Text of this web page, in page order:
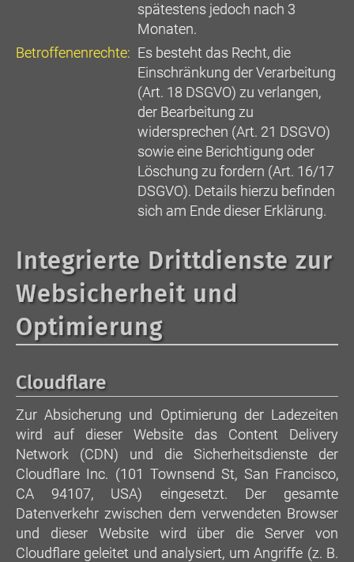
spätestens jedoch nach 3
Monaten.
Betroffenenrechte: Es besteht das Recht, die
Einschränkung der Verarbeitung
(Art. 18 DSGVO) zu verlangen,
der Bearbeitung zu
widersprechen (Art. 21 DSGVO)
sowie eine Berichtigung oder
Löschung zu fordern (Art. 16/17
DSGVO). Details hierzu befinden
sich am Ende dieser Erklärung.
Integrierte Drittdienste zur
Websicherheit und
Optimierung
Cloudflare
Zur Absicherung und Optimierung der Ladezeiten
wird auf dieser Website das Content Delivery
Network (CDN) und die Sicherheitsdienste der
Cloudflare Inc. (101 Townsend St, San Francisco,
CA 94107, USA) eingesetzt. Der gesamte
Datenverkehr zwischen dem verwendeten Browser
und dieser Website wird über die Server von
Cloudflare geleitet und analysiert, um Angriffe (z. B.